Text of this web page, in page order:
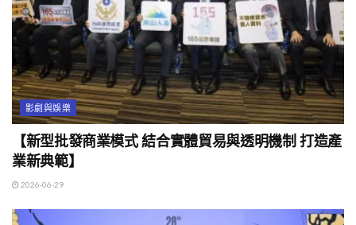
影劇與娛樂
【新型批發商業模式 結合實體貿易與透明機制 打造產
業新典範】
2026-06-29